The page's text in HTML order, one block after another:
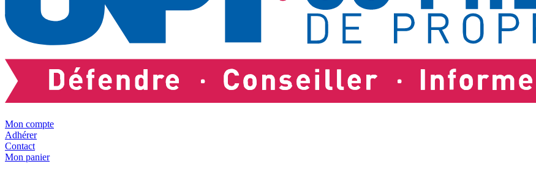
Mon compte
Adhérer
Contact
Mon panier